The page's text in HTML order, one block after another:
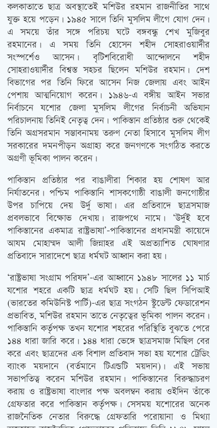
কলকাতাতে ছাত্র অবস্থাতেই মশিউর রহমান রাজনীতির সাথে
যুক্ত হয়ে পড়েন। ১৯৪৫ সালে তিনি মুসলিম লীগে যোগ দেন।
এ সময়ে তাঁর সঙ্গে পরিচয় ঘটে বঙ্গবন্ধু শেখ মুজিবুর
রহমানের। এ সময় তিনি হোসেন শহীদ সোহরাওয়ার্দীর
সংস্পর্শেও আসেন। বৃটিশবিরোধী আন্দোলনে শহীদ
সোহরাওয়ার্দীর বিশ্বস্ত সহচর ছিলেন মশিউর রহমান। দেশ
বিভাগের পর তিনি ফিরে আসেন নিজ জেলায় এবং আইন
পেশায় আত্মনিয়োগ করেন। ১৯৪৬-এ বঙ্গীয় আইন সভার
নির্বাচনে যশোর জেলা মুসলিম লীগের নির্বাচনী অভিযান
পরিচালনায় তিনিই নেতৃত্ব দেন। পাকিস্তান প্রতিষ্ঠার শুরু থেকেই
তিনি অগ্রসরমান সম্ভাবনাময় তরুণ নেতা হিসাবে মুসলিম লীগ
সরকারের দমনপীড়ন অগ্রাহ্য করে জনগণকে সংগঠিত করতে
অগ্রণী ভূমিকা পালন করেন।
পাকিস্তান প্রতিষ্ঠার পর বাঙালীরা শিকার হয় শোষণ আর
নির্যাতনের। পশ্চিম পাকিস্তানি শাসকগোষ্ঠী বাঙালী জনগোষ্ঠীর
উপর চাপিয়ে দেয় উর্দু ভাষা। এর প্রতিবাদে ছাত্রসমাজ
প্রবলভাবে বিক্ষোভ দেখায়। রাজপথে নামে। ‘উর্দুই হবে
পাকিস্তানের একমাত্র রাষ্ট্রভাষা’-পাকিস্তানের প্রধানমন্ত্রী কায়েদে
আযম মোহাম্মদ আলী জিন্নাহর এই অপ্রত্যাশিত ঘোষণার
প্রতিবাদে সারাদেশে ছাত্র ধর্মঘট আহ্বান করা হয়।
‘রাষ্ট্রভাষা সংগ্রাম পরিষদ’-এর আহ্বানে ১৯৪৮ সালের ১১ মার্চ
যশোর শহরে একটি ছাত্র ধর্মঘট হয়। সেটি ছিল সিপিআই
(ভারতের কমিউনিস্ট পার্টি)-এর ছাত্র সংগঠন স্টুডেন্ট ফেডারেশন
প্রভাবিত, মশিউর রহমান তাতে নেতৃত্বের ভূমিকা পালন করেন।
পাকিস্তানি কর্তৃপক্ষ তখন যশোর শহরের পরিস্থিতি বুঝতে পেরে
১৪৪ ধারা জারি করে। ১৪৪ ধারা ভেঙ্গে ছাত্রসমাজ মিছিল বের
করে এবং ছাত্রদের এক বিশাল প্রতিবাদ সভা হয় যশোর ট্রেডিং
ব্যাংক ময়দানে (বর্তমানে টিএন্ডটি ময়দান)। এই সভায়
সভাপতিত্ব করেন মশিউর রহমান। পাকিস্তানের বিরুদ্ধাচরণ
করায় ও রাষ্ট্রভাষা বাংলার পক্ষ অবলম্বন করায় ওইদিন তাঁকে
গ্রেফতার করে পাকিস্তান কর্তৃপক্ষ। সেসময় যশোরের অনেক
রাজনৈতিক নেতার বিরুদ্ধে গ্রেফতারি পরোয়ানা ও মিথ্যা